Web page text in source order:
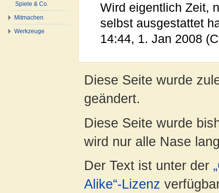
Wird eigentlich Zeit,
selbst ausgestattet
14:44, 1. Jan 2008
Spiele & Co.
Mitmachen
Werkzeuge
Diese Seite wurde
geändert.
Diese Seite wurde
wird nur alle Nase
Der Text ist unter der
Alike“-Lizenz